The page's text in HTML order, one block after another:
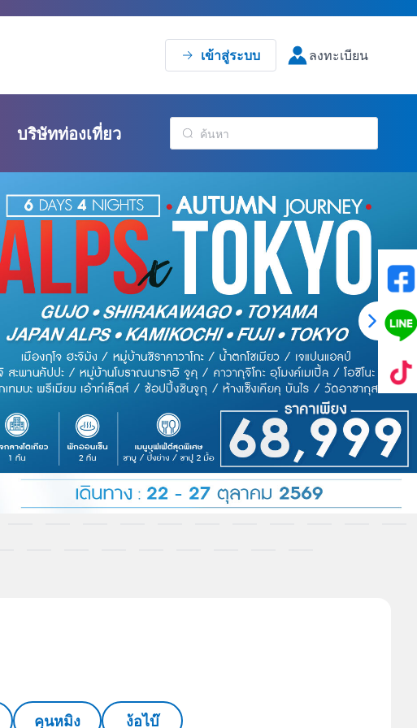
เข้าสู่ระบบ ลงทะเบียน
บริษัทท่องเที่ยว
คุนหมิง ง้อไบ๊